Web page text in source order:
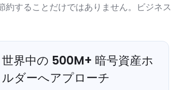
することだけではありません。ビジネ
世界中の 500M+ 暗号資産ホ
ルダーへアプローチ